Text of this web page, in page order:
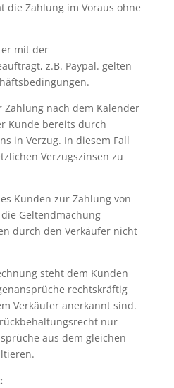
die Zahlung im Voraus ohne
mit der
z.B. Paypal. gelten
Zahlung nach dem Kalender
Kunde bereits durch
in Verzug. In diesem Fall
Verzugszinsen zu
Kunden zur Zahlung von
Geltendmachung
durch den Verkäufer nicht
steht dem Kunden
rechtskräftig
Verkäufer anerkannt sind.
nur
aus dem gleichen